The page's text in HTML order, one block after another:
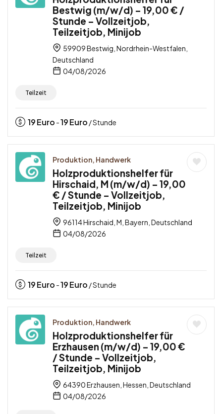
Bestwig (m/w/d) – 19,00 € /
Stunde – Vollzeitjob,
Teilzeitjob, Minijob
59909 Bestwig, Nordrhein-Westfalen,
Deutschland
04/08/2026
Teilzeit
19Euro -19Euro / Stunde
Produktion, Handwerk
Holzproduktionshelfer für
Hirschaid, M (m/w/d) – 19,00
€ / Stunde – Vollzeitjob,
Teilzeitjob, Minijob
96114 Hirschaid, M, Bayern, Deutschland
04/08/2026
Teilzeit
19Euro -19Euro / Stunde
Produktion, Handwerk
Holzproduktionshelfer für
Erzhausen (m/w/d) – 19,00 €
/ Stunde – Vollzeitjob,
Teilzeitjob, Minijob
64390 Erzhausen, Hessen, Deutschland
04/08/2026